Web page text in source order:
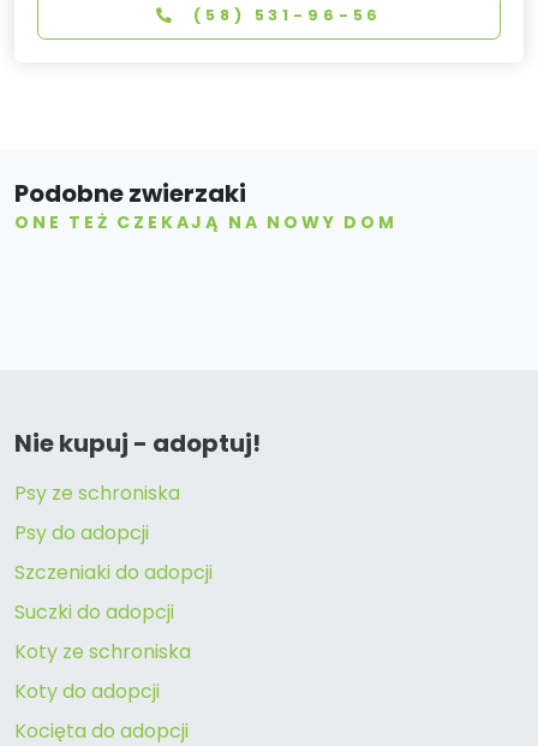
(58) 531-96-56
Podobne zwierzaki
ONE TEŻ CZEKAJĄ NA NOWY DOM
Nie kupuj - adoptuj!
Psy ze schroniska
Psy do adopcji
Szczeniaki do adopcji
Suczki do adopcji
Koty ze schroniska
Koty do adopcji
Kocięta do adopcji